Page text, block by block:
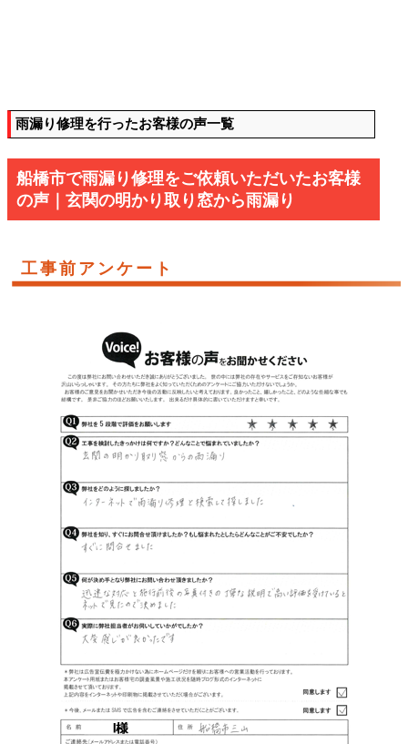
雨漏り修理を行ったお客様の声一覧
船橋市で雨漏り修理をご依頼いただいたお客様
の声｜玄関の明かり取り窓から雨漏り
工事前アンケート